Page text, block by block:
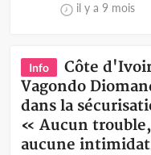
il y a 9 mois
Info
Côte
Vagondo
dans la
« Aucun
aucune